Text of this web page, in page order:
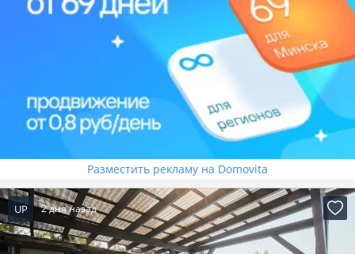
Разместить рекламу на Domovita
UP 2 дня назад